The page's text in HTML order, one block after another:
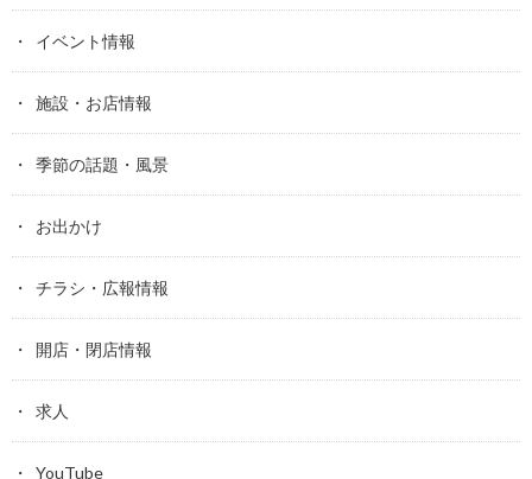
イベント情報
施設・お店情報
季節の話題・風景
お出かけ
チラシ・広報情報
開店・閉店情報
求人
YouTube